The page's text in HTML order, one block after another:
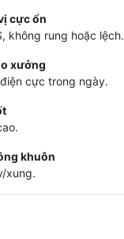
cực ổn
không rung hoặc lệch.
xưởng
cực trong ngày.
khuôn
xung.